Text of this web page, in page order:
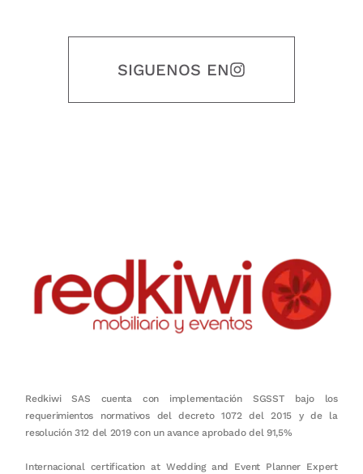
SIGUENOS EN
Redkiwi SAS cuenta con implementación SGSST bajo los
requerimientos normativos del decreto 1072 del 2015 y de la
resolución 312 del 2019 con un avance aprobado del 91,5%
Internacional certification at Wedding and Event Planner Expert